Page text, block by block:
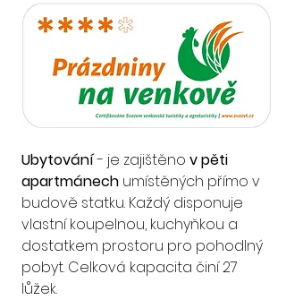
Ubytování - je zajištěno v pěti
apartmánech umístěných přímo v
budově statku. Každý disponuje
vlastní koupelnou, kuchyňkou a
dostatkem prostoru pro pohodlný
pobyt. Celková kapacita činí 27
lůžek.